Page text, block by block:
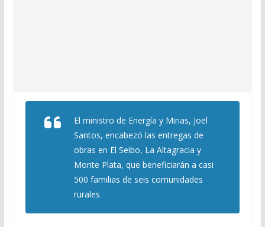
El ministro de Energía y Minas, Joel
Santos, encabezó las entregas de
obras en El Seibo, La Altagracia y
Monte Plata, que beneficiarán a casi
500 familias de seis comunidades
rurales